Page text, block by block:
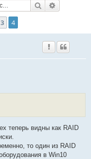
Search
3 4
теперь видны как RAID
то один из RAID
в Win10